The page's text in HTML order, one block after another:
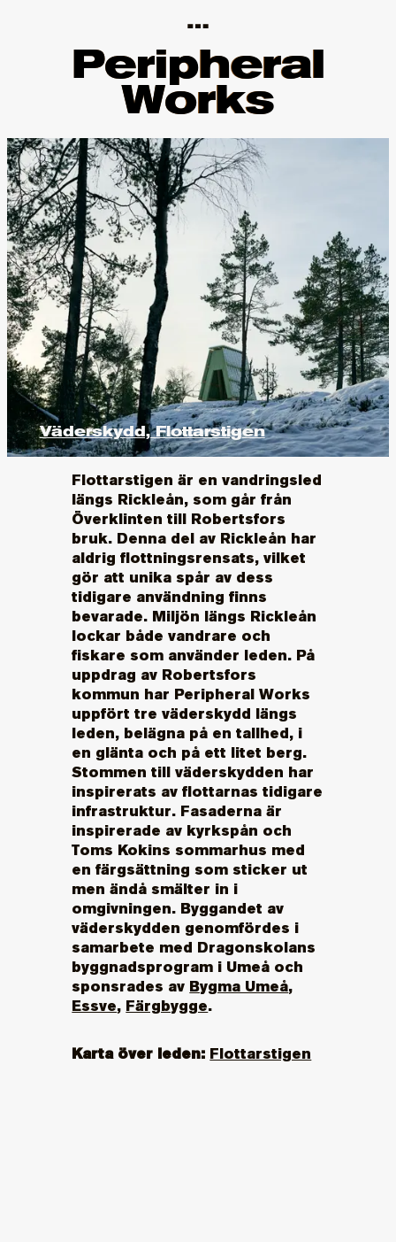
…
Peripheral
Works
Peripheral
Works
Väderskydd, Flottarstigen
Flottarstigen är en vandringsled
längs Rickleån, som går från
Överklinten till Robertsfors
bruk. Denna del av Rickleån har
aldrig flottningsrensats, vilket
gör att unika spår av dess
tidigare användning finns
bevarade. Miljön längs Rickleån
lockar både vandrare och
fiskare som använder leden. På
uppdrag av Robertsfors
kommun har Peripheral Works
uppfört tre väderskydd längs
leden, belägna på en tallhed, i
en glänta och på ett litet berg.
Stommen till väderskydden har
inspirerats av flottarnas tidigare
infrastruktur. Fasaderna är
inspirerade av kyrkspån och
Toms Kokins sommarhus med
en färgsättning som sticker ut
men ändå smälter in i
omgivningen. Byggandet av
väderskydden genomfördes i
samarbete med Dragonskolans
byggnadsprogram i Umeå och
sponsrades av Bygma Umeå,
Essve, Färgbygge.
Karta över leden: Flottarstigen